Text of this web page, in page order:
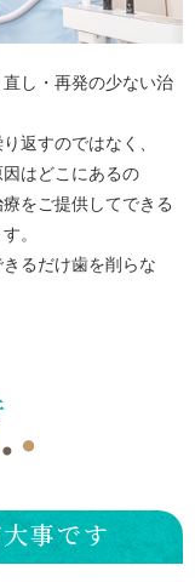
し・再発の少ない治
返すのではなく、
因はどこにあるの
をご提供してできる
。
るだけ歯を削らな
事です